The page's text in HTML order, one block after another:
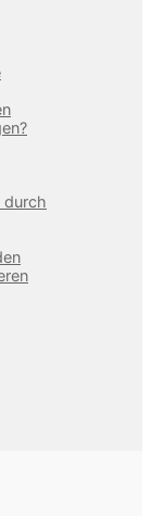
durch